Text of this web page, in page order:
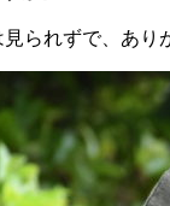
られずで、あり